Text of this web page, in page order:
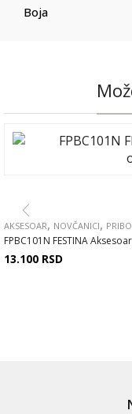
Boja
AKSESOAR, NOVČANICI,
FPBC101N FESTINA
13.100 RSD